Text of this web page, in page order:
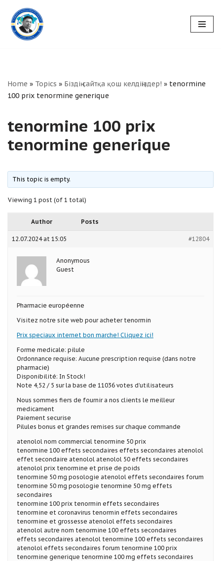
Skip
to
Home » Topics » Біздің сайтқа қош келдіңіздер! » tenormine
100 prix tenormine generique
tenormine 100 prix
tenormine generique
This topic is empty.
Viewing 1 post (of 1 total)
Author Posts
12.07.2024 at 15:05 #12804
Anonymous
Guest
Pharmacie européenne
Visitez notre site web pour acheter tenormin
Prix speciaux internet bon marche! Cliquez ici!
Forme medicale: pilule
Ordonnance requise: Aucune prescription requise (dans notre
pharmacie)
Disponibilité: In Stock!
Note 4,52 / 5 sur la base de 11036 votes d’utilisateurs
Nous sommes fiers de fournir a nos clients le meilleur
medicament
Paiement securise
Pilules bonus et grandes remises sur chaque commande
atenolol nom commercial tenormine 50 prix
tenormine 100 effets secondaires effets secondaires atenolol
effet secondaire atenolol atenolol 50 effets secondaires
atenolol prix tenormine et prise de poids
tenormine 50 mg posologie atenolol effets secondaires forum
tenormine 50 mg posologie tenormine 50 mg effets
secondaires
tenormine 100 prix tenormin effets secondaires
tenormine et coronavirus tenormin effets secondaires
tenormine et grossesse atenolol effets secondaires
atenolol autre nom tenormine 100 effets secondaires
effets secondaires atenolol tenormine 100 effets secondaires
atenolol effets secondaires forum tenormine 100 prix
tenormine generique tenormine 100 mg effets secondaires